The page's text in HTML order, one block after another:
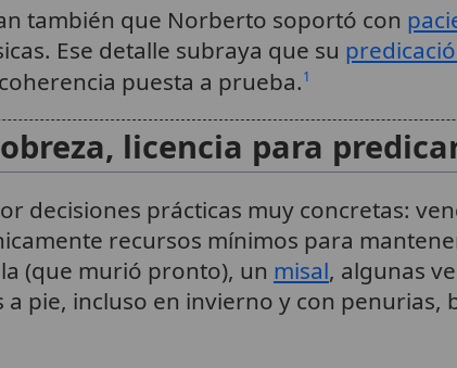
también que Norberto soportó con
Ese detalle subraya que su
puesta a prueba.1
licencia para
decisiones prácticas muy concretas:
recursos mínimos para
(que murió pronto), un misal, algunas
pie, incluso en invierno y con penurias,